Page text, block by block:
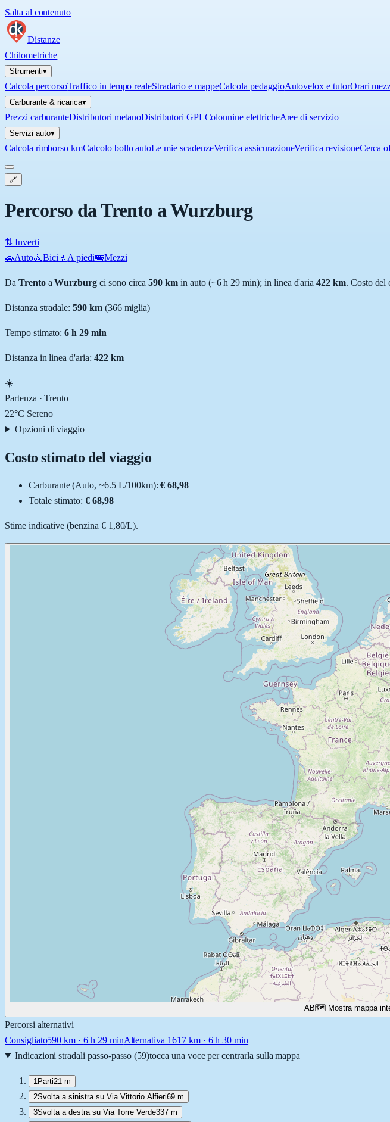
Salta al contenuto
Distanze
Chilometriche
Strumenti▾
Calcola percorsoTraffico in tempo realeStradario e mappeCalcola pedaggioAutovelox e tutorOrari
Carburante & ricarica▾
Prezzi carburanteDistributori metanoDistributori GPLColonnine elettricheAree di servizio
Servizi auto▾
Calcola rimborso kmCalcolo bollo autoLe mie scadenzeVerifica assicurazioneVerifica revisioneCerca
🔗
Percorso da Trento a Wurzburg
⇅ Inverti
🚗Auto🚴Bici 🚶 A piedi🚌Mezzi
Da TrentoaWurzburg ci sono circa 590 km in auto (~6 h 29 min); in linea d'aria422 km. Costo del
Distanza stradale:590km (366miglia)
Tempo stimato:6 h 29 min
Distanza in linea d'aria: 422km
☀️
Partenza ·Trento
22°C Sereno
Opzioni di viaggio
Costo stimato del viaggio
Carburante (Auto, ~6.5 L/100km): € 68,98
Totale stimato:€ 68,98
Stime indicative (benzina € 1,80/L).
AB🗺️ Mostra mappa
Percorsi alternativi
Consigliato590 km ·6 h 29 minAlternativa 1617km · 6 h 30 min
Indicazioni stradali passo-passo (59)tocca una voce per centrarla sulla mappa
1 Parti21 m
2Svolta a sinistra su Via Vittorio Alfieri69 m
3Svolta a destra su Via Torre Verde337 m